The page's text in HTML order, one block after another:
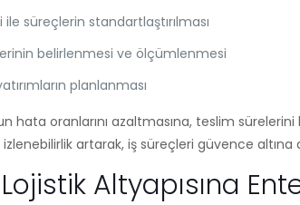
süreçlerin standartlaştırılması
belirlenmesi ve ölçümlenmesi
planlanması
hata oranlarını azaltmasına, teslim
artarak, iş süreçleri güvence altına
Altyapısına